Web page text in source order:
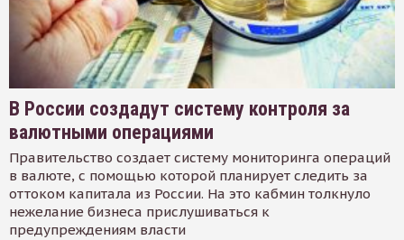
В России создадут систему контроля за
валютными операциями
Правительство создает систему мониторинга операций
в валюте, с помощью которой планирует следить за
оттоком капитала из России. На это кабмин толкнуло
нежелание бизнеса прислушиваться к
предупреждениям власти